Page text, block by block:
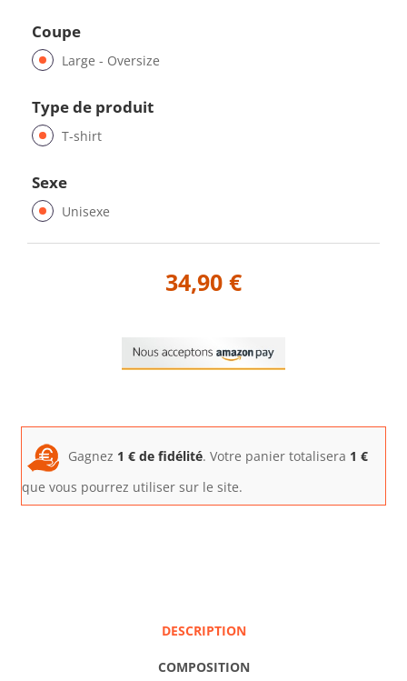
Coupe
Large - Oversize
Type de produit
T-shirt
Sexe
Unisexe
34,90 €
Gagnez 1 € de fidélité. Votre panier totalisera 1 €
que vous pourrez utiliser sur le site.
DESCRIPTION
COMPOSITION